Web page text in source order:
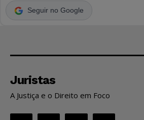
Seguir no Google
Juristas
A Justiça e o Direito em Foco